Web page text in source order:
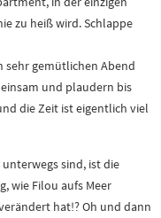
zu heiß wird. Schlappe
sehr gemütlichen Abend
und plaudern bis
die Zeit ist eigentlich viel
sind, ist die
wie Filou aufs Meer
hat!? Oh und dann